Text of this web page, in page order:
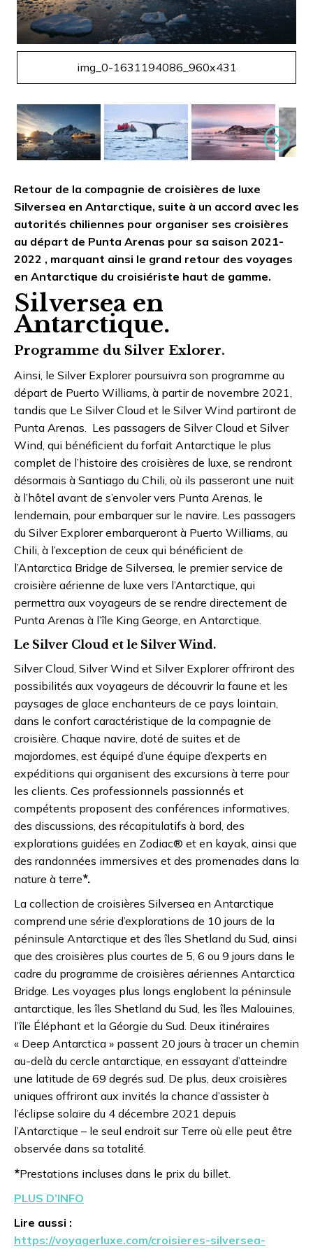
img_0-1631194086_960x431
Suivant
Retour de la compagnie de croisières de luxe
Silversea en Antarctique, suite à un accord avec les
autorités chiliennes pour organiser ses croisières
au départ de Punta Arenas pour sa saison 2021-
2022 , marquant ainsi le grand retour des voyages
en Antarctique du croisiériste haut de gamme.
Silversea en
Antarctique.
Programme du Silver Exlorer.
Ainsi, le Silver Explorer poursuivra son programme au
départ de Puerto Williams, à partir de novembre 2021,
tandis que Le Silver Cloud et le Silver Wind partiront de
Punta Arenas. Les passagers de Silver Cloud et Silver
Wind, qui bénéficient du forfait Antarctique le plus
complet de l’histoire des croisières de luxe, se rendront
désormais à Santiago du Chili, où ils passeront une nuit
à l’hôtel avant de s’envoler vers Punta Arenas, le
lendemain, pour embarquer sur le navire. Les passagers
du Silver Explorer embarqueront à Puerto Williams, au
Chili, à l’exception de ceux qui bénéficient de
l’Antarctica Bridge de Silversea, le premier service de
croisière aérienne de luxe vers l’Antarctique, qui
permettra aux voyageurs de se rendre directement de
Punta Arenas à l’île King George, en Antarctique.
Le Silver Cloud et le Silver Wind.
Silver Cloud, Silver Wind et Silver Explorer offriront des
possibilités aux voyageurs de découvrir la faune et les
paysages de glace enchanteurs de ce pays lointain,
dans le confort caractéristique de la compagnie de
croisière. Chaque navire, doté de suites et de
majordomes, est équipé d’une équipe d’experts en
expéditions qui organisent des excursions à terre pour
les clients. Ces professionnels passionnés et
compétents proposent des conférences informatives,
des discussions, des récapitulatifs à bord, des
explorations guidées en Zodiac® et en kayak, ainsi que
des randonnées immersives et des promenades dans la
nature à terre*.
La collection de croisières Silversea en Antarctique
comprend une série d’explorations de 10 jours de la
péninsule Antarctique et des îles Shetland du Sud, ainsi
que des croisières plus courtes de 5, 6 ou 9 jours dans le
cadre du programme de croisières aériennes Antarctica
Bridge. Les voyages plus longs englobent la péninsule
antarctique, les îles Shetland du Sud, les îles Malouines,
l’île Éléphant et la Géorgie du Sud. Deux itinéraires
« Deep Antarctica » passent 20 jours à tracer un chemin
au-delà du cercle antarctique, en essayant d’atteindre
une latitude de 69 degrés sud. De plus, deux croisières
uniques offriront aux invités la chance d’assister à
l’éclipse solaire du 4 décembre 2021 depuis
l’Antarctique – le seul endroit sur Terre où elle peut être
observée dans sa totalité.
*Prestations incluses dans le prix du billet.
PLUS D’INFO
Lire aussi :
https://voyagerluxe.com/croisieres-silversea-